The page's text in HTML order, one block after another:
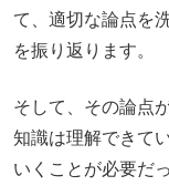
て、適切な論点を
を振り返ります。
そして、その論点
知識は理解できて
いくことが必要だ